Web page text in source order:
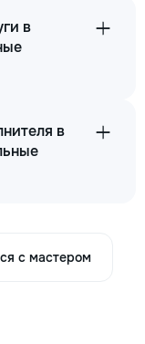
в
в
с мастером